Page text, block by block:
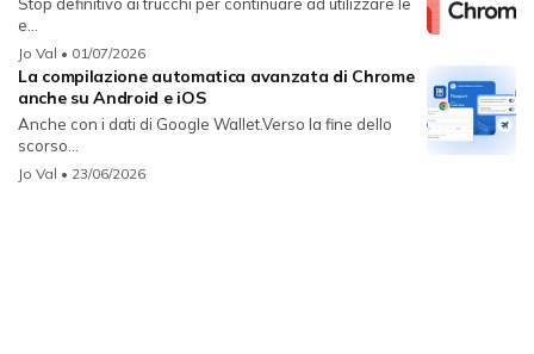
e...
Jo Val • 01/07/2026
La compilazione automatica avanzata di Chrome
anche su Android e iOS
Anche con i dati di Google Wallet.Verso la fine dello
scorso...
Jo Val • 23/06/2026